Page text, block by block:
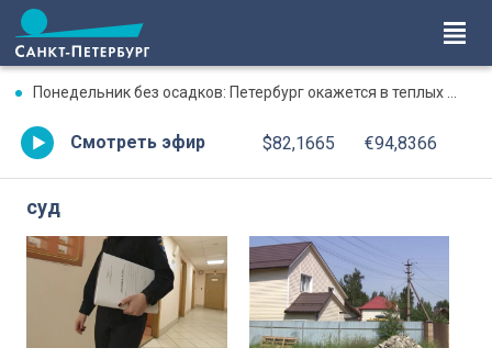
Понедельник без осадков: Петербург окажется в теплых объятиях
Смотреть эфир $82,1665 €94,8366
суд